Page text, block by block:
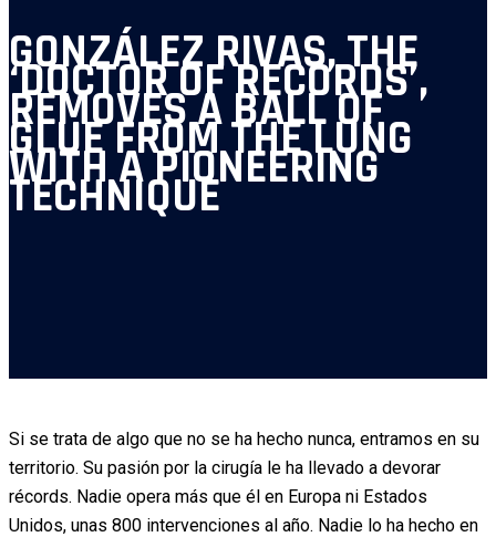
GONZÁLEZ RIVAS, THE
‘DOCTOR OF RECORDS’,
REMOVES A BALL OF
GLUE FROM THE LUNG
WITH A PIONEERING
TECHNIQUE
Si se trata de algo que no se ha hecho nunca, entramos en su
territorio. Su pasión por la cirugía le ha llevado a devorar
récords. Nadie opera más que él en Europa ni Estados
Unidos, unas 800 intervenciones al año. Nadie lo ha hecho en